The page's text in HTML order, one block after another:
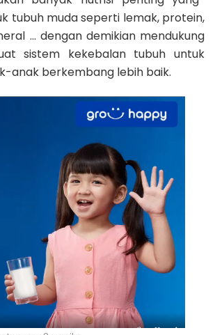
tubuh muda seperti lemak, protein,
… dengan demikian mendukung
sistem kekebalan tubuh untuk
anak berkembang lebih baik.